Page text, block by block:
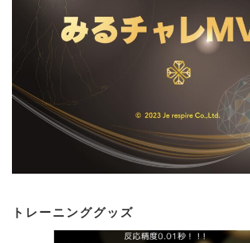
トレーニンググッズ